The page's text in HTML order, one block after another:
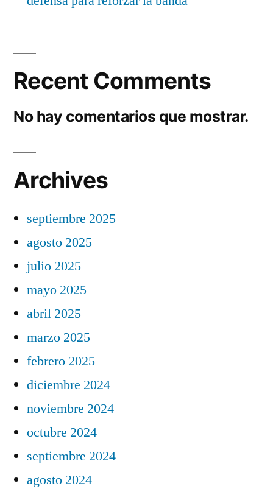
Recent Comments
No hay comentarios que mostrar.
Archives
septiembre 2025
agosto 2025
julio 2025
mayo 2025
abril 2025
marzo 2025
febrero 2025
diciembre 2024
noviembre 2024
octubre 2024
septiembre 2024
agosto 2024